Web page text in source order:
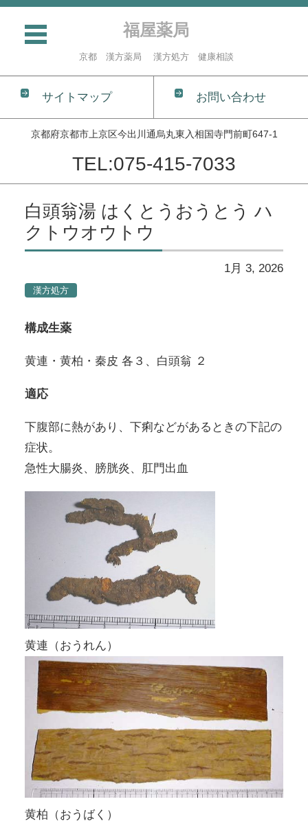
福屋薬局
京都 漢方薬局 漢方処方 健康相談
サイトマップ お問い合わせ
京都府京都市上京区今出川通烏丸東入相国寺門前町647-1
TEL:075-415-7033
白頭翁湯 はくとうおうとう ハ
クトウオウトウ
1月 3, 2026
漢方処方
構成生薬
黄連・黄柏・秦皮 各３、白頭翁 ２
適応
下腹部に熱があり、下痢などがあるときの下記の
症状。
急性大腸炎、膀胱炎、肛門出血
黄連（おうれん）
黄柏（おうばく）